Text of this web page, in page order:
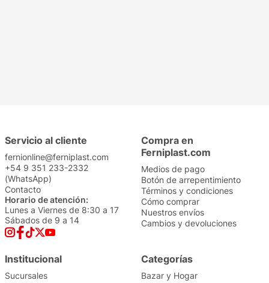
Servicio al cliente
fernionline@ferniplast.com
+54 9 351 233-2332
(WhatsApp)
Contacto
Horario de atención:
Lunes a Viernes de 8:30 a 17
Sábados de 9 a 14
Compra en
Ferniplast.com
Medios de pago
Botón de arrepentimiento
Términos y condiciones
Cómo comprar
Nuestros envíos
Cambios y devoluciones
Institucional
Sucursales
Categorías
Bazar y Hogar